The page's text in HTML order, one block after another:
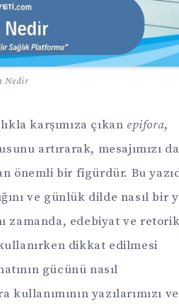
Nedir
karşımıza çıkan epifora,
artırarak, mesajımızı
önemli bir figürdür. Bu
ve günlük dilde nasıl bir
zamanda, edebiyat ve retorik
dikkat edilmesi
gücünü nasıl
yazılarımızı ve